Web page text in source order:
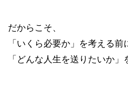
だからこそ、
「いくら必要か」を考える前
「どんな人生を送りたいか」